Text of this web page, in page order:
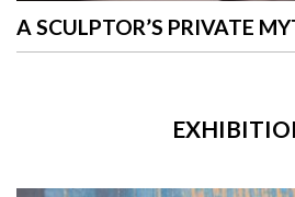
A SCULPTOR’S PRIVATE